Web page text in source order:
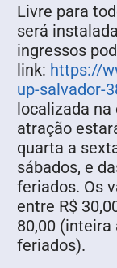
Livre para
será
ingressos
link: https://
up-salvador-
localizada na
atração
quarta a
sábados, e
feriados. Os
entre R$
80,00 (inteira
feriados).